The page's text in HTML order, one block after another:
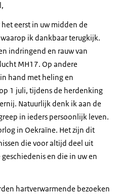
eerst in uw midden de
ik dankbaar terugkijk.
indringend en rauw van
MH17. Op andere
hand met heling en
1 juli, tijdens de herdenking
Natuurlijk denk ik aan de
in ieders persoonlijk leven.
in Oekraïne. Het zijn dit
die voor altijd deel uit
en die in uw en
hartverwarmende bezoeken